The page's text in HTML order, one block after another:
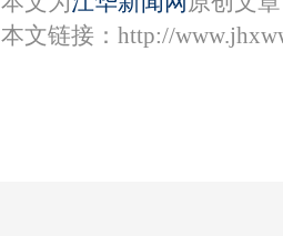
本文链接： http://